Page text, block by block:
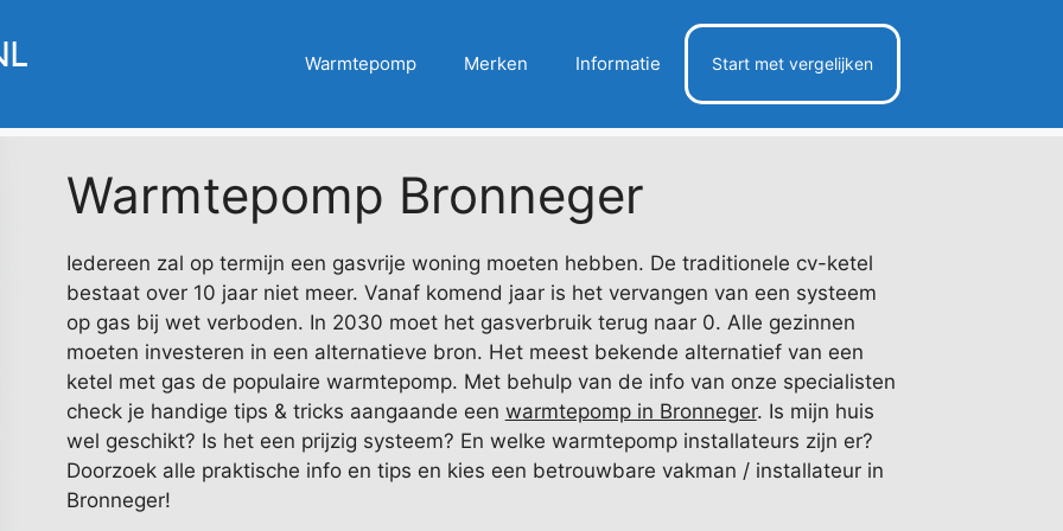
Warmtepomp Merken Informatie Start met vergelijken
Warmtepomp Bronneger
Iedereen zal op termijn een gasvrije woning moeten hebben. De traditionele cv-ketel
bestaat over 10 jaar niet meer. Vanaf komend jaar is het vervangen van een systeem
op gas bij wet verboden. In 2030 moet het gasverbruik terug naar 0. Alle gezinnen
moeten investeren in een alternatieve bron. Het meest bekende alternatief van een
ketel met gas de populaire warmtepomp. Met behulp van de info van onze specialisten
check je handige tips & tricks aangaande een warmtepomp in Bronneger. Is mijn huis
wel geschikt? Is het een prijzig systeem? En welke warmtepomp installateurs zijn er?
Doorzoek alle praktische info en tips en kies een betrouwbare vakman / installateur in
Bronneger!